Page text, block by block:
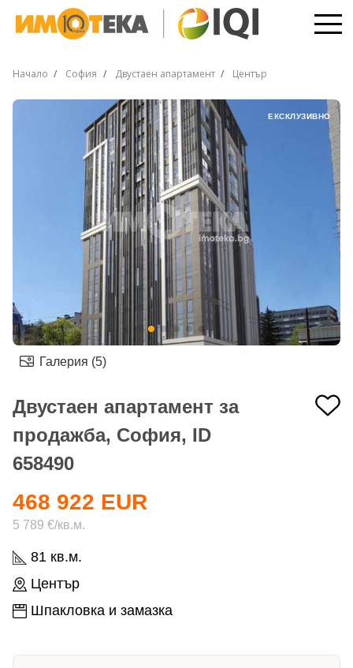
Начало София Двустаен апартамент Център
ЕКСКЛУЗИВНО
Галерия (5)
Двустаен апартамент за
продажба, София, ID
658490
81 кв.м.
Център
Шпакловка и замазка
468 922 EUR
5 789 €/кв.м.